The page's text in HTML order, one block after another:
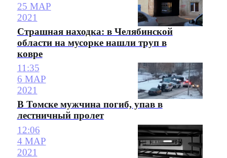
25 МАР
2021
Страшная находка: в Челябинской
области на мусорке нашли труп в
ковре
11:35
6 МАР
2021
В Томске мужчина погиб, упав в
лестничный пролет
12:06
4 МАР
2021